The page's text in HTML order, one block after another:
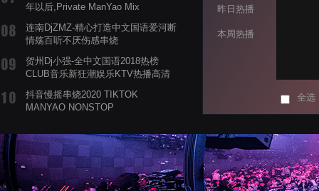
年以后,Private ManYao Mix
连南DjZMZ-精心打造中文国语爱河断
情殇百听不厌伤感串烧
贺州Dj小强-全中文国语2018热榜
CLUB音乐新狂潮娱乐KTV热播高清
抖音慢摇串烧2020 TIKTOK
MANYAO NONSTOP
蝉爸爸妈妈爱存在夏天的风是想你的
声音啊
昨日热播
本周热播
全选